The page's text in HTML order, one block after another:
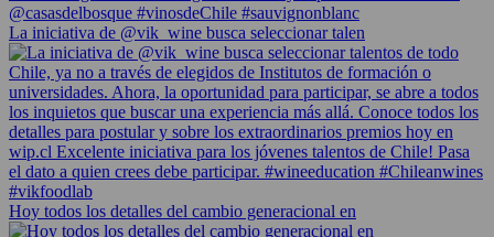
La iniciativa de @vik_wine busca seleccionar talen
Hoy todos los detalles del cambio generacional en